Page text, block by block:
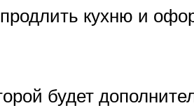
кухню и
будет